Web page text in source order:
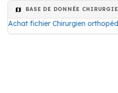
BASE DE DONNÉE
Achat fichier Chirurgien